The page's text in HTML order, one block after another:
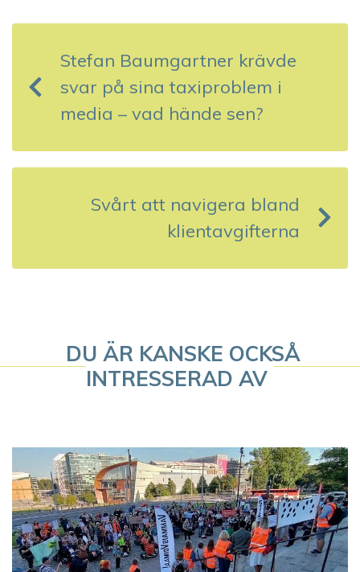
n
g
a
r
i
n
g
Stefan Baumgartner krävde
svar på sina taxiproblem i
media – vad hände sen?
Svårt att navigera bland
klientavgifterna
DU ÄR KANSKE OCKSÅ
INTRESSERAD AV